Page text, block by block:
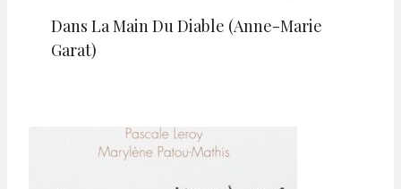
Dans La Main Du Diable (Anne-Marie
Garat)